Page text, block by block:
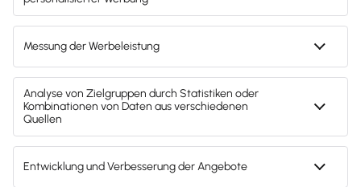
aber auch die Ihrer Mandant:innen. Alex weiß:
wechsle dich" spielen.
Autor:in:Carola Heine
Veröffentlicht: 14.04.2025
Kategorie: